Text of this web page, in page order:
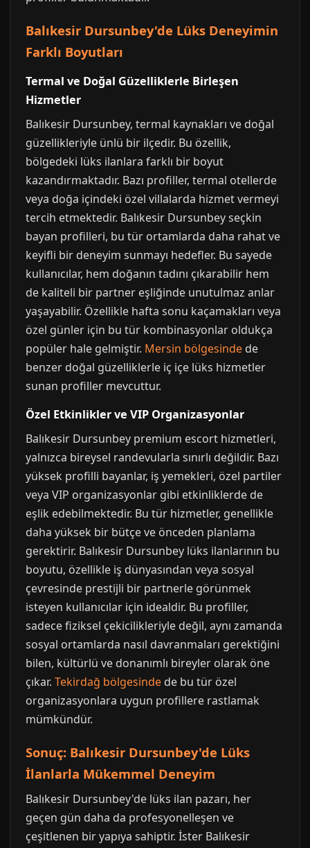
Balıkesir Dursunbey'de Lüks Deneyimin
Farklı Boyutları
Termal ve Doğal Güzelliklerle Birleşen
Hizmetler
Balıkesir Dursunbey, termal kaynakları ve doğal
güzellikleriyle ünlü bir ilçedir. Bu özellik,
bölgedeki lüks ilanlara farklı bir boyut
kazandırmaktadır. Bazı profiller, termal otellerde
veya doğa içindeki özel villalarda hizmet vermeyi
tercih etmektedir. Balıkesir Dursunbey seçkin
bayan profilleri, bu tür ortamlarda daha rahat ve
keyifli bir deneyim sunmayı hedefler. Bu sayede
kullanıcılar, hem doğanın tadını çıkarabilir hem
de kaliteli bir partner eşliğinde unutulmaz anlar
yaşayabilir. Özellikle hafta sonu kaçamakları veya
özel günler için bu tür kombinasyonlar oldukça
popüler hale gelmiştir. Mersin bölgesinde de
benzer doğal güzelliklerle iç içe lüks hizmetler
sunan profiller mevcuttur.
Özel Etkinlikler ve VIP Organizasyonlar
Balıkesir Dursunbey premium escort hizmetleri,
yalnızca bireysel randevularla sınırlı değildir. Bazı
yüksek profilli bayanlar, iş yemekleri, özel partiler
veya VIP organizasyonlar gibi etkinliklerde de
eşlik edebilmektedir. Bu tür hizmetler, genellikle
daha yüksek bir bütçe ve önceden planlama
gerektirir. Balıkesir Dursunbey lüks ilanlarının bu
boyutu, özellikle iş dünyasından veya sosyal
çevresinde prestijli bir partnerle görünmek
isteyen kullanıcılar için idealdir. Bu profiller,
sadece fiziksel çekicilikleriyle değil, aynı zamanda
sosyal ortamlarda nasıl davranmaları gerektiğini
bilen, kültürlü ve donanımlı bireyler olarak öne
çıkar. Tekirdağ bölgesinde de bu tür özel
organizasyonlara uygun profillere rastlamak
mümkündür.
Sonuç: Balıkesir Dursunbey'de Lüks
İlanlarla Mükemmel Deneyim
Balıkesir Dursunbey'de lüks ilan pazarı, her
geçen gün daha da profesyonelleşen ve
çeşitlenen bir yapıya sahiptir. İster Balıkesir